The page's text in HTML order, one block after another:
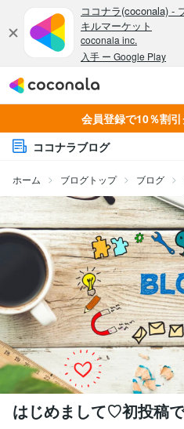
会員登録で10％割引
ココナラブログ
ホーム ブログトップ ブログ
はじめまして♡初投稿で